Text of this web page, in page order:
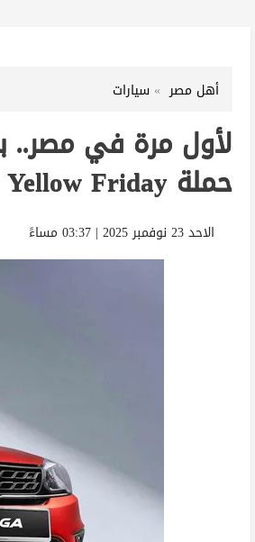
أهل مصر سيارات
لأول مرة في مصر..
حملة Yellow Friday
الاحد 23 نوفمبر 2025 | 03:37 مساءً